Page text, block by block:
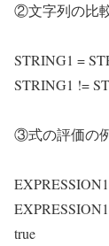
②文字列の比
STRING1 =
STRING1 !=
③式の評価の
true